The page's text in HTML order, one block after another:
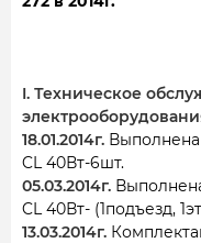
I. Техническое
18.01.2014г. Выполнена
CL 40Вт-6шт.
05.03.2014г.
CL 40Вт- (1подъезд,
13.03.2014г.